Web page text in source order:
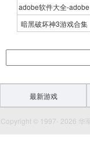
集
adobe软件大全-adobe
全系列软件下载-adobe
暗黑破坏神3游戏合集
最新游戏
Copyright © 1997- 2026 华